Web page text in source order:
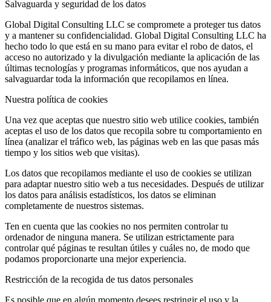
Salvaguarda y seguridad de los datos
Global Digital Consulting LLC se compromete a proteger tus datos
y a mantener su confidencialidad. Global Digital Consulting LLC ha
hecho todo lo que está en su mano para evitar el robo de datos, el
acceso no autorizado y la divulgación mediante la aplicación de las
últimas tecnologías y programas informáticos, que nos ayudan a
salvaguardar toda la información que recopilamos en línea.
Nuestra política de cookies
Una vez que aceptas que nuestro sitio web utilice cookies, también
aceptas el uso de los datos que recopila sobre tu comportamiento en
línea (analizar el tráfico web, las páginas web en las que pasas más
tiempo y los sitios web que visitas).
Los datos que recopilamos mediante el uso de cookies se utilizan
para adaptar nuestro sitio web a tus necesidades. Después de utilizar
los datos para análisis estadísticos, los datos se eliminan
completamente de nuestros sistemas.
Ten en cuenta que las cookies no nos permiten controlar tu
ordenador de ninguna manera. Se utilizan estrictamente para
controlar qué páginas te resultan útiles y cuáles no, de modo que
podamos proporcionarte una mejor experiencia.
Restricción de la recogida de tus datos personales
Es posible que en algún momento desees restringir el uso y la